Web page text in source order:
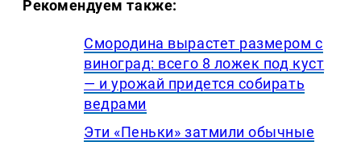
Рекомендуем также:
Смородина вырастет размером с
виноград: всего 8 ложек под куст
— и урожай придется собирать
ведрами
Эти «Пеньки» затмили обычные